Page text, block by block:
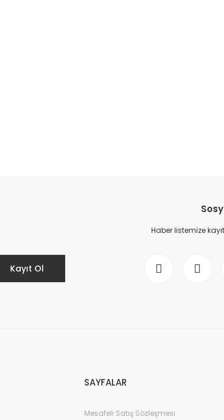
Kayıt Ol
Haber listemize
SAYFALAR
Mesafeli Satış Sözleşmesi